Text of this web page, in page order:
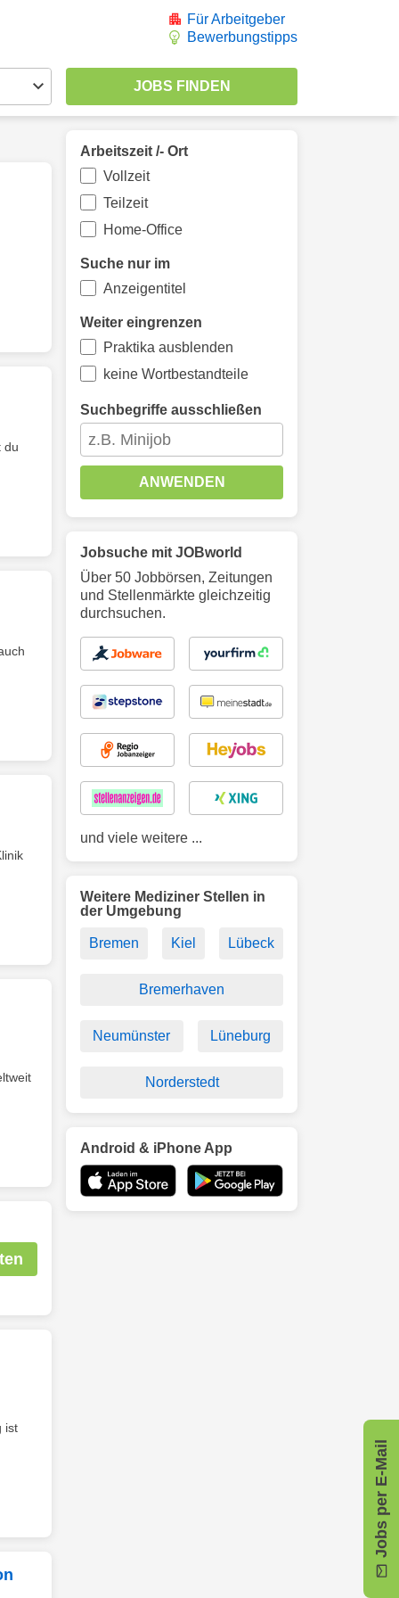
Für Arbeitgeber
Bewerbungstipps
du
ist
Jobs per E-Mail
Arbeitszeit /- Ort
Vollzeit
Teilzeit
Home-Office
Suche nur im
Anzeigentitel
Weiter eingrenzen
Praktika ausblenden
keine Wortbestandteile
Suchbegriffe ausschließen
ANWENDEN
Jobsuche mit JOBworld
Über 50 Jobbörsen, Zeitungen
und Stellenmärkte gleichzeitig
durchsuchen.
und viele weitere ...
Weitere Mediziner Stellen in
der Umgebung
Bremen Kiel Lübeck
Bremerhaven
Neumünster Lüneburg
Norderstedt
Android & iPhone App